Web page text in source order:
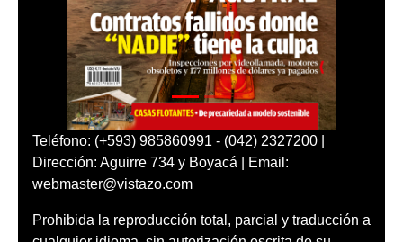
Teléfono: (+593) 985860991 - (042) 2327200 |
Dirección: Aguirre 734 y Boyacá | Email:
webmaster@vistazo.com
Prohibida la reproducción total, parcial y traducción a